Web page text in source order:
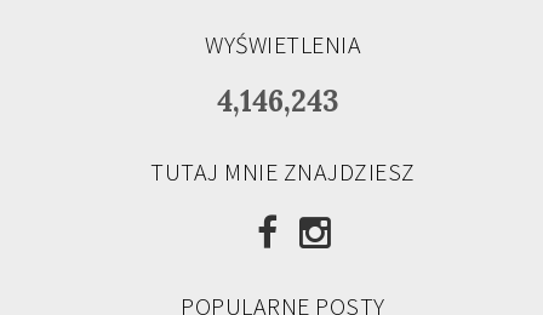
WYŚWIETLENIA
4,146,243
TUTAJ MNIE ZNAJDZIESZ
POPULARNE POSTY